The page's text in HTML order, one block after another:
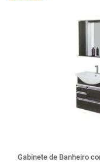
Gabinete de Banheiro